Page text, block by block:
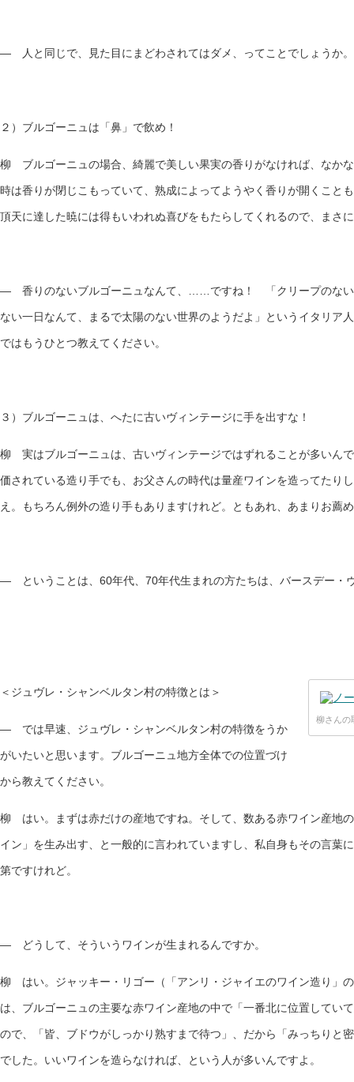
— 人と同じで、見た目にまどわされてはダメ、ってことでしょうか
２）ブルゴーニュは「鼻」で飲め！
柳 ブルゴーニュの場合、綺麗で美しい果実の香りがなければ、なか
時は香りが閉じこもっていて、熟成によってようやく香りが開くこと
頂天に達した暁には得もいわれぬ喜びをもたらしてくれるので、まさ
— 香りのないブルゴーニュなんて、……ですね！ 「クリープのない
ない一日なんて、まるで太陽のない世界のようだよ」というイタリア
ではもうひとつ教えてください。
３）ブルゴーニュは、へたに古いヴィンテージに手を出すな！
柳 実はブルゴーニュは、古いヴィンテージではずれることが多いん
価されている造り手でも、お父さんの時代は量産ワインを造ってたり
え。もちろん例外の造り手もありますけれど。ともあれ、あまりお薦
— ということは、60年代、70年代生まれの方たちは、バースデー
柳さんの
＜ジュヴレ・シャンベルタン村の特徴とは＞
— では早速、ジュヴレ・シャンベルタン村の特徴をうか
がいたいと思います。ブルゴーニュ地方全体での位置づけ
から教えてください。
柳 はい。まずは赤だけの産地ですね。そして、数ある赤ワイン産地
イン」を生み出す、と一般的に言われていますし、私自身もその言葉
第ですけれど。
— どうして、そういうワインが生まれるんですか。
柳 はい。ジャッキー・リゴー（「アンリ・ジャイエのワイン造り」
は、ブルゴーニュの主要な赤ワイン産地の中で「一番北に位置してい
ので、「皆、ブドウがしっかり熟すまで待つ」、だから「みっちりと
でした。いいワインを造らなければ、という人が多いんですよ。